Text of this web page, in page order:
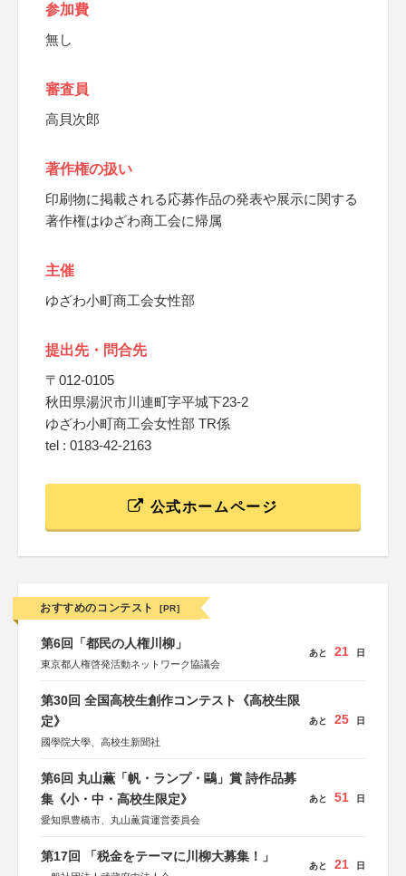
参加費
無し
審査員
高貝次郎
著作権の扱い
印刷物に掲載される応募作品の発表や展示に関する
著作権はゆざわ商工会に帰属
主催
ゆざわ小町商工会女性部
提出先・問合先
〒012-0105
秋田県湯沢市川連町字平城下23-2
ゆざわ小町商工会女性部 TR係
tel : 0183-42-2163
公式ホームページ
おすすめのコンテスト [PR]
第6回「都民の人権川柳」
東京都人権啓発活動ネットワーク協議会
あと 21 日
第30回 全国高校生創作コンテスト《高校生限
定》
國學院大學、高校生新聞社
あと 25 日
第6回 丸山薫「帆・ランプ・鷗」賞 詩作品募
集《小・中・高校生限定》
愛知県豊橋市、丸山薫賞運営委員会
あと 51 日
第17回 「税金をテーマに川柳大募集！」
あと 21 日